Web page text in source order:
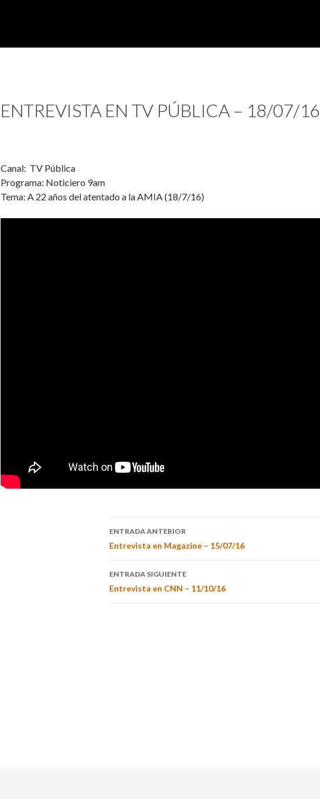
ENTREVISTA EN TV PÚBLICA – 18/07/16
Canal: TV Pública
Programa: Noticiero 9am
Tema: A 22 años del atentado a la AMIA (18/7/16)
ENTRADA ANTERIOR
Entrevista en Magazine – 15/07/16
ENTRADA SIGUIENTE
Entrevista en CNN – 11/10/16